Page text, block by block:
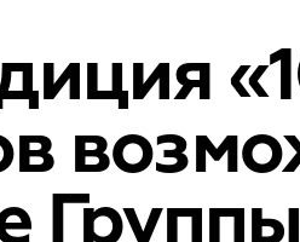
retailer in the